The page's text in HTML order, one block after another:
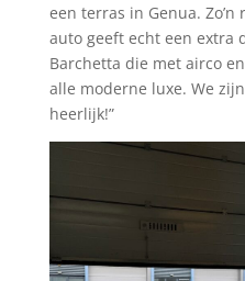
een terras in Genua.
auto geeft echt een extra
Barchetta die met airco
alle moderne luxe. We
heerlijk!”